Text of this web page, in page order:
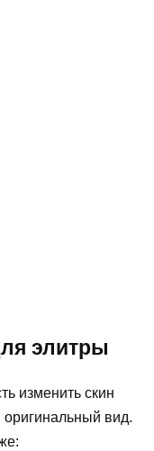
элитры
изменить скин
вид.